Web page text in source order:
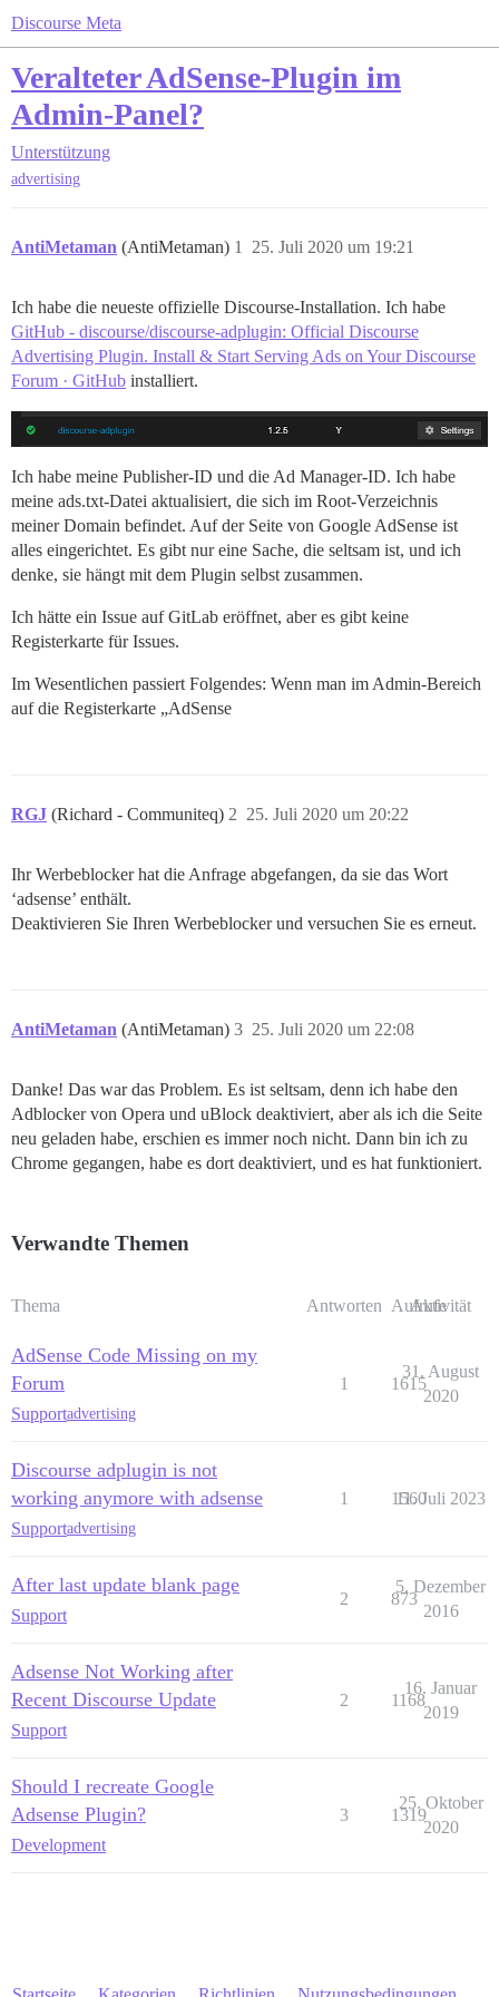
Discourse Meta
Veralteter AdSense-Plugin im
Admin-Panel?
Unterstützung
advertising
AntiMetaman (AntiMetaman) 25. Juli 2020 um 19:21
1
Ich habe die neueste offizielle Discourse-Installation. Ich habe
GitHub - discourse/discourse-adplugin: Official Discourse
Advertising Plugin. Install & Start Serving Ads on Your Discourse
Forum · GitHub installiert.
Ich habe meine Publisher-ID und die Ad Manager-ID. Ich habe
meine ads.txt-Datei aktualisiert, die sich im Root-Verzeichnis
meiner Domain befindet. Auf der Seite von Google AdSense ist
alles eingerichtet. Es gibt nur eine Sache, die seltsam ist, und ich
denke, sie hängt mit dem Plugin selbst zusammen.
Ich hätte ein Issue auf GitLab eröffnet, aber es gibt keine
Registerkarte für Issues.
Im Wesentlichen passiert Folgendes: Wenn man im Admin-Bereich
auf die Registerkarte „AdSense
RGJ (Richard - Communiteq) 25. Juli 2020 um 20:22
2
Ihr Werbeblocker hat die Anfrage abgefangen, da sie das Wort
‘adsense’ enthält.
Deaktivieren Sie Ihren Werbeblocker und versuchen Sie es erneut.
AntiMetaman (AntiMetaman) 25. Juli 2020 um 22:08
3
Danke! Das war das Problem. Es ist seltsam, denn ich habe den
Adblocker von Opera und uBlock deaktiviert, aber als ich die Seite
neu geladen habe, erschien es immer noch nicht. Dann bin ich zu
Chrome gegangen, habe es dort deaktiviert, und es hat funktioniert.
Verwandte Themen
Thema Antworten Aufrufe
Aktivität
AdSense Code Missing on my
Forum
Supportadvertising
1 1615
31. August
2020
Discourse adplugin is not
working anymore with adsense
Supportadvertising
1 1560
11. Juli 2023
After last update blank page
Support
2 873
5. Dezember
2016
Adsense Not Working after
Recent Discourse Update
Support
2 1168
16. Januar
2019
Should I recreate Google
Adsense Plugin?
Development
3 1319
25. Oktober
2020